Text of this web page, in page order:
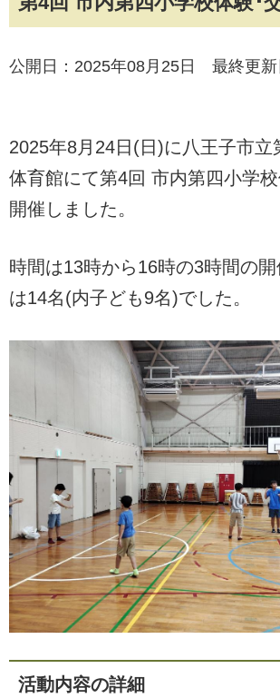
公開日：2025年08月25日 最終更新
2025年8月24日(日)に八王子市立
体育館にて第4回 市内第四小学
開催しました。
時間は13時から16時の3時間の
は14名(内子ども9名)でした。
活動内容の詳細